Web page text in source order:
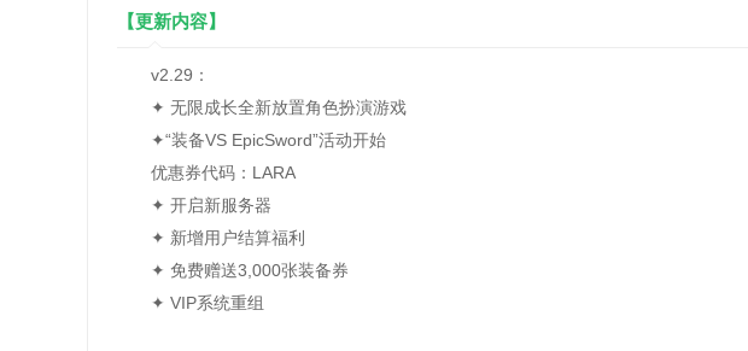
【更新内容】
v2.29：
✦ 无限成长全新放置角色扮演游戏
✦“装备VS EpicSword”活动开始
优惠券代码：LARA
✦ 开启新服务器
✦ 新增用户结算福利
✦ 免费赠送3,000张装备券
✦ VIP系统重组